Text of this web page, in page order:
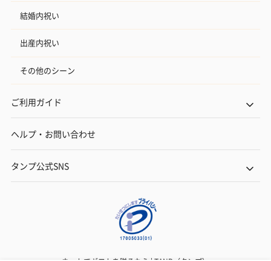
結婚内祝い
出産内祝い
その他のシーン
ご利用ガイド
ヘルプ・お問い合わせ
タンプ公式SNS